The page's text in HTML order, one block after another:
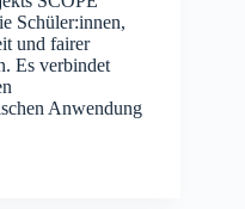
Schüler:innen,
und fairer
Es verbindet
Anwendung